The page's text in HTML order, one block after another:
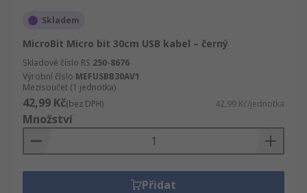
Skladem
MicroBit Micro bit 30cm USB kabel – černý
Skladové číslo RS 250-8676
Výrobní číslo MEFUSBB30AV1
Mezisoučet (1 jednotka)
42,99 Kč(bez DPH) 42,99 Kč/jednotka
Množství
Přidat